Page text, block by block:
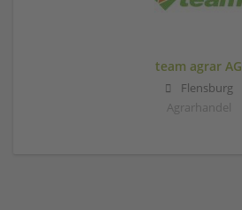
team agrar AG
Flensburg
Agrarhandel